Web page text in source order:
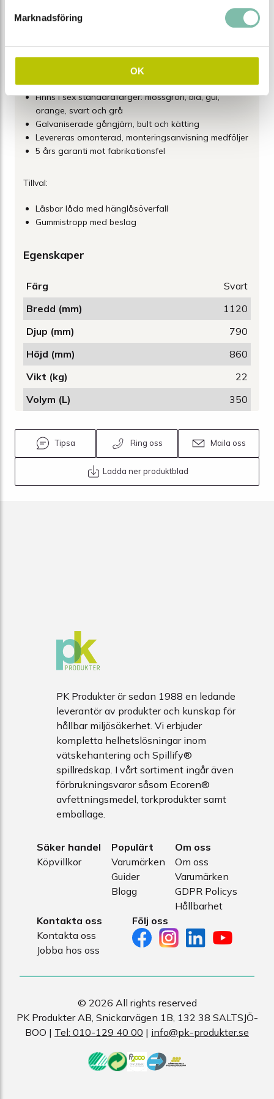
Marknadsföring
OK
monteringsanvisningar för enkel installation.
Texten "SAND" är standardtryck på sandlådan, men
möjlighet finns att välja en annan text som tillval.
Välj mellan sex olika volymer 65-550 liter
Finns i sex standardfärger: mossgrön, blå, gul,
orange, svart och grå
Galvaniserade gångjärn, bult och kätting
Levereras omonterad, monteringsanvisning medföljer
5 års garanti mot fabrikationsfel
Tillval:
Låsbar låda med hänglåsöverfall
Gummistropp med beslag
Egenskaper
Färg
Svart
Bredd (mm)
1120
Djup (mm)
790
Höjd (mm)
860
Vikt (kg)
22
Volym (L)
350
Tipsa Ring oss Maila oss
Ladda ner produktblad
PK Produkter är sedan 1988 en ledande
leverantör av produkter och kunskap för
hållbar miljösäkerhet. Vi erbjuder
kompletta helhetslösningar inom
vätskehantering och Spillify®
spillredskap. I vårt sortiment ingår även
förbrukningsvaror såsom Ecoren®
avfettningsmedel, torkprodukter samt
emballage.
Säker handel
Köpvillkor
Populärt
Varumärken
Guider
Blogg
Om oss
Om oss
Varumärken
GDPR Policys
Hållbarhet
Kontakta oss
Kontakta oss
Jobba hos oss
Följ oss
© 2026 All rights reserved
PK Produkter AB, Snickarvägen 1B, 132 38 SALTSJÖ-
BOO | Tel: 010-129 40 00 | info@pk-produkter.se